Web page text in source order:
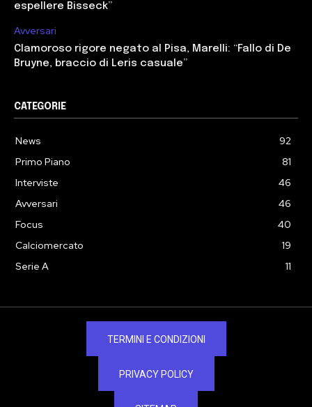
espellere Bisseck”
Avversari
Clamoroso rigore negato al Pisa, Marelli: “Fallo di De
Bruyne, braccio di Leris casuale”
CATEGORIE
News
92
Primo Piano
81
Interviste
46
Avversari
46
Focus
40
Calciomercato
19
Serie A
11
TERMINI E CONDIZIONI
PRIVACY POLICY